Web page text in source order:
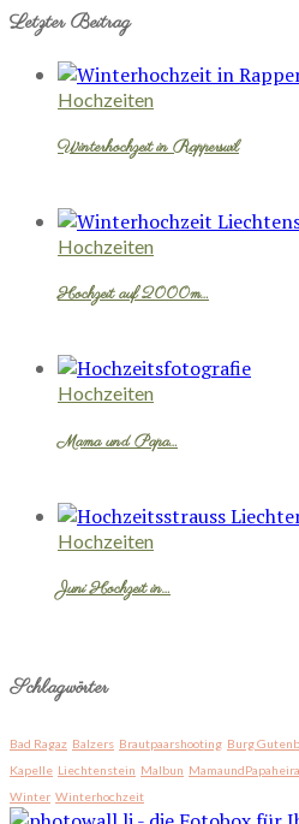
Letzter Beitrag
Hochzeiten
Winterhochzeit in Rapperswil
Hochzeiten
Hochzeit auf 2000m…
Hochzeiten
Mama und Papa…
Hochzeiten
Juni Hochzeit in…
Schlagwörter
Bad Ragaz Balzers Brautpaarshooting Burg
Kapelle Liechtenstein Malbun
Winter Winterhochzeit